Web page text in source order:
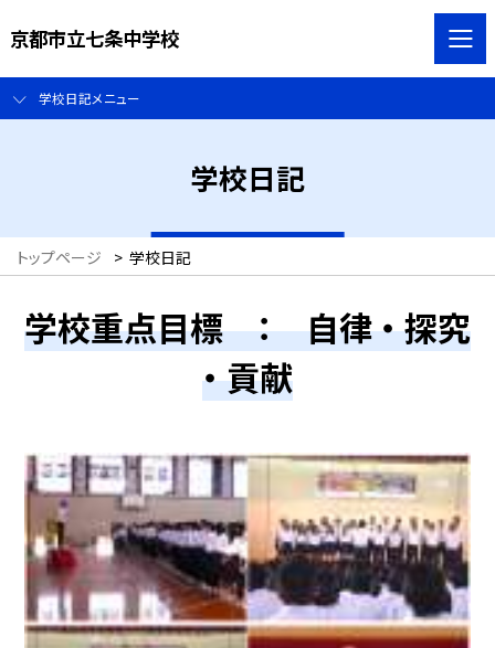
京都市立七条中学校
学校日記メニュー
学校日記
トップページ > 学校日記
学校重点目標 ： 自律 ・ 探究
・ 貢献